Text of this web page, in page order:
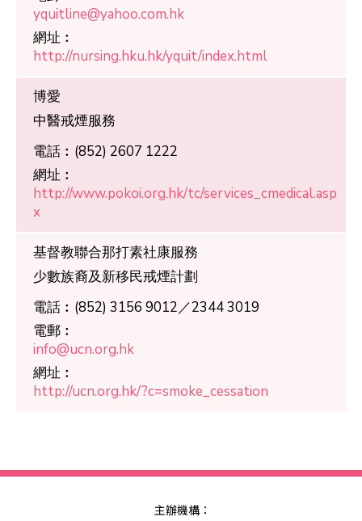
yquitline@yahoo.com.hk
網址︰
http://nursing.hku.hk/yquit/index.html
博愛
中醫戒煙服務
電話︰ (852) 2607 1222
網址︰
http://www.pokoi.org.hk/tc/services_cmedical.asp
x
基督教聯合那打素社康服務
少數族裔及新移民戒煙計劃
電話︰ (852) 3156 9012／2344 3019
電郵︰
info@ucn.org.hk
網址︰
http://ucn.org.hk/?c=smoke_cessation
主辦機構：